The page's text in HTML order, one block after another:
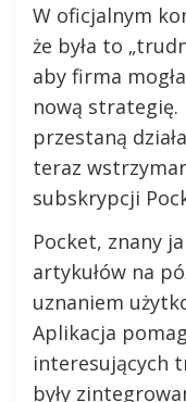
W oficjalnym
że była to
aby firma
nową strategię.
przestaną
teraz
subskrypcji
Pocket, znany
artykułów na
uznaniem
Aplikacja
interesujących
były